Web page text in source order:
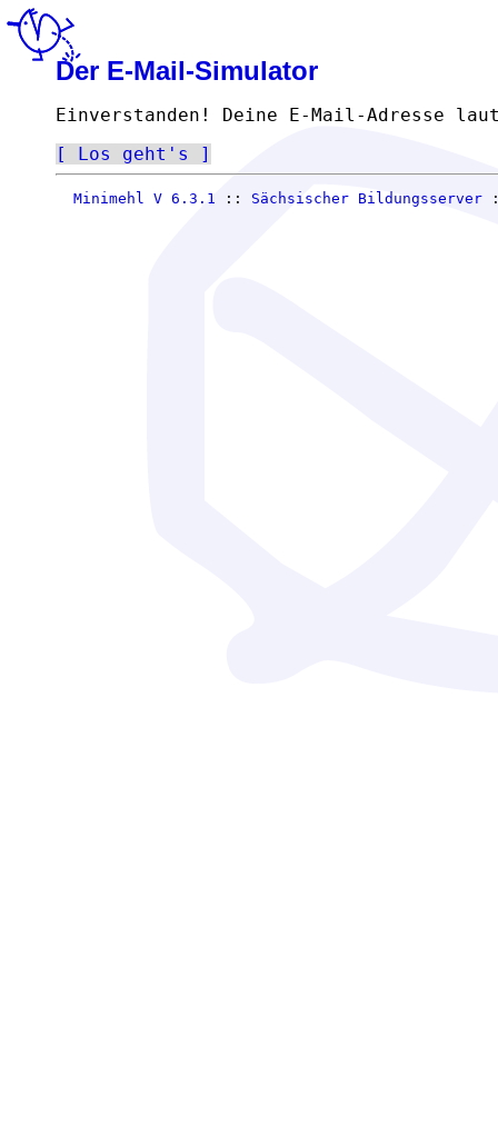
Der E-Mail-Simulator
Einverstanden! Deine E-Mail-Adresse
Los geht's
Minimehl V 6.3.1 :: Sächsischer Bildungsserver